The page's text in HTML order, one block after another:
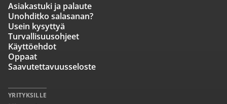
Asiakastuki ja palaute
Unohditko salasanan?
Usein kysyttyä
Turvallisuusohjeet
Käyttöehdot
Oppaat
Saavutettavuusseloste
YRITYKSILLE